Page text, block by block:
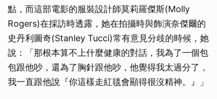
點，而這部電影的服裝設計師莫莉羅傑斯(Molly
Rogers)在採訪時透露，她在拍攝時與飾演奈傑爾的
史丹利圖奇(Stanley Tucci)常有意見分歧的時候，她
說：「那根本算不上什麼健康的對話，我為了一個包
包跟他吵，還為了胸針跟他吵，他覺得我太過分了，
我一直跟他說『你這樣走紅毯會顯得很沒精神。』」